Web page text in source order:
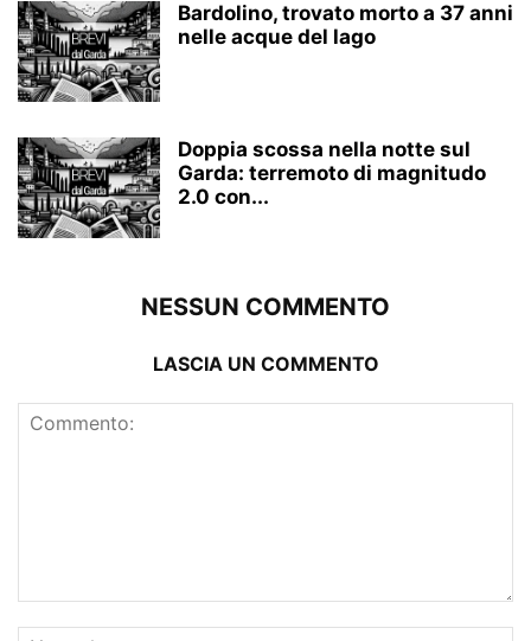
Bardolino, trovato morto a 37 anni
nelle acque del lago
Doppia scossa nella notte sul
Garda: terremoto di magnitudo
2.0 con...
NESSUN COMMENTO
LASCIA UN COMMENTO